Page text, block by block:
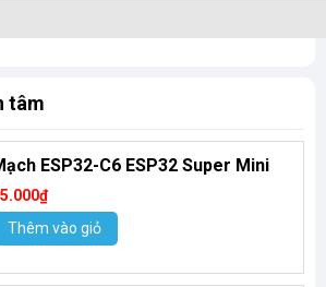
tâm
ESP32-C6 ESP32 Super Mini
Thêm vào giỏ